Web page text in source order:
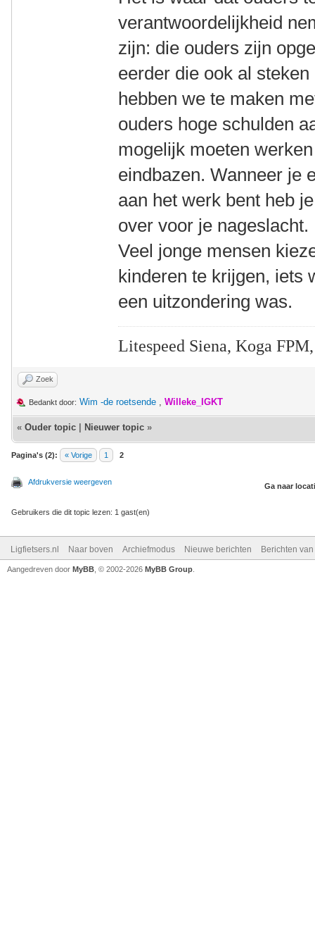
verantwoordelijkheid
zijn: die ouders zijn
eerder die ook al
hebben we te maken
ouders hoge schulden
mogelijk moeten
eindbazen. Wanneer je
aan het werk bent heb
over voor je nageslacht.
Veel jonge mensen
kinderen te krijgen, iets
een uitzondering was.
Litespeed Siena, Koga
Zoek
Bedankt door: Wim -de roetsende , Willeke_IGKT
« Ouder topic Nieuwer topic »
Pagina's (2): « Vorige 1 2
Afdrukversie weergeven Ga naar
Gebruikers die dit topic lezen: 1 gast(en)
Ligfietsers.nl Naar boven Archiefmodus Nieuwe berichten Berichten
Aangedreven door MyBB , © 2002-2026 MyBB Group